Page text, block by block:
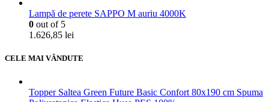
Lampă de perete SAPPO M auriu 4000K
0 out of 5
1.626,85 lei
CELE MAI VÂNDUTE
Topper Saltea Green Future Basic Confort 80x190 cm Spuma